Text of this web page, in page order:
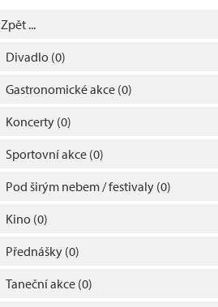
Zpět ...
Divadlo (0)
Gastronomické akce (0)
Koncerty (0)
Sportovní akce (0)
Pod širým nebem / festivaly (0)
Kino (0)
Přednášky (0)
Taneční akce (0)